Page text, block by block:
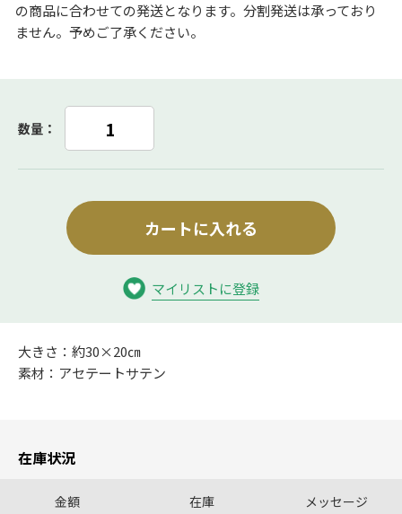
の商品に合わせての発送となります。分割発送は承っており
ません。予めご了承ください。
数量：
カートに入れる
マイリストに登録
大きさ：約30×20㎝
素材：アセテートサテン
在庫状況
金額 在庫 メッセージ